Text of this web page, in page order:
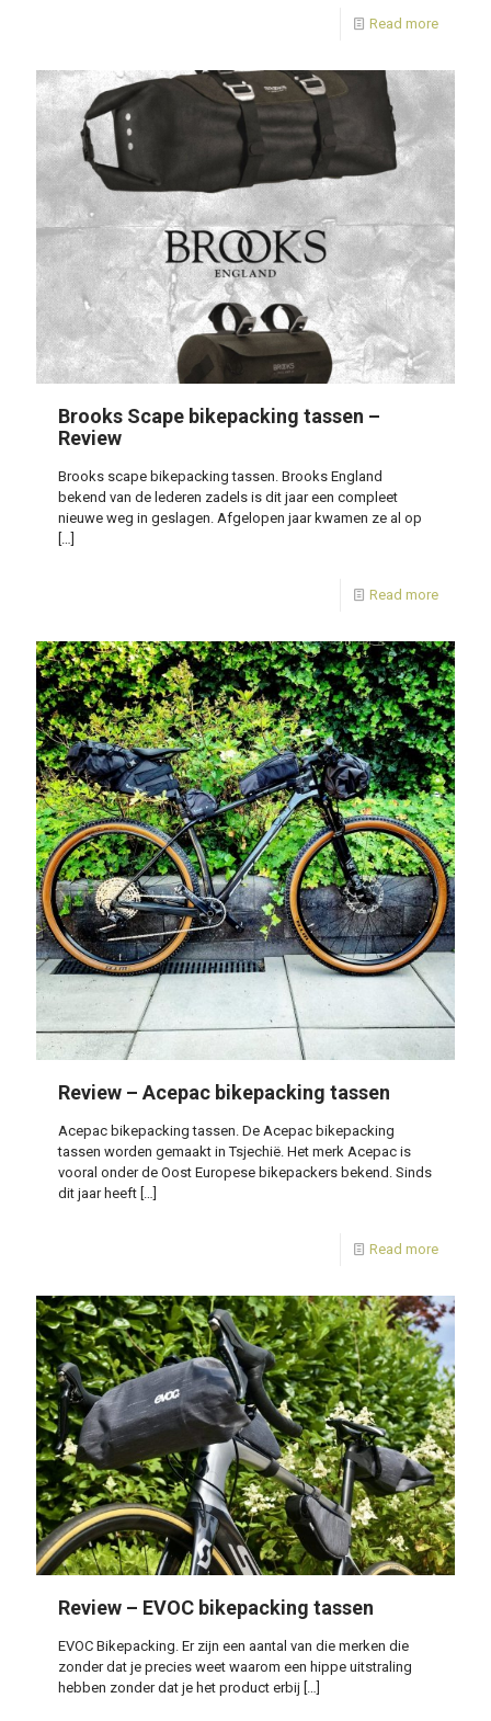
Read more
Brooks Scape bikepacking tassen –
Review
Brooks scape bikepacking tassen. Brooks England
bekend van de lederen zadels is dit jaar een compleet
nieuwe weg in geslagen. Afgelopen jaar kwamen ze al op
[…]
Read more
Review – Acepac bikepacking tassen
Acepac bikepacking tassen. De Acepac bikepacking
tassen worden gemaakt in Tsjechië. Het merk Acepac is
vooral onder de Oost Europese bikepackers bekend. Sinds
dit jaar heeft […]
Read more
Review – EVOC bikepacking tassen
EVOC Bikepacking. Er zijn een aantal van die merken die
zonder dat je precies weet waarom een hippe uitstraling
hebben zonder dat je het product erbij […]